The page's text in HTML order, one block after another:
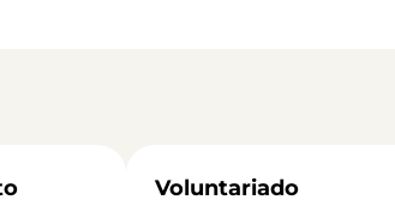
Voluntariado